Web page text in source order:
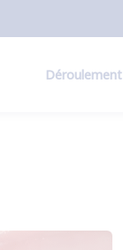
Déroulement